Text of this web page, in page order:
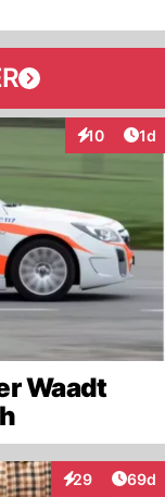
10 1d
Waadt
29
Interaktionen
69d